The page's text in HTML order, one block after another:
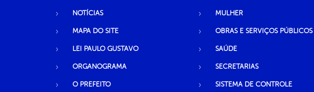
NOTÍCIAS
MAPA DO SITE
LEI PAULO GUSTAVO
ORGANOGRAMA
O PREFEITO
MULHER
OBRAS E SERVIÇOS PÚBLICOS
SAÚDE
SECRETARIAS
SISTEMA DE CONTROLE